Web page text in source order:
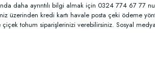
daha ayrıntılı bilgi almak için 0324 774 67
üzerinden kredi kartı havale posta çeki ödeme
tohum siparişlerinizi verebilirsiniz. Sosyal